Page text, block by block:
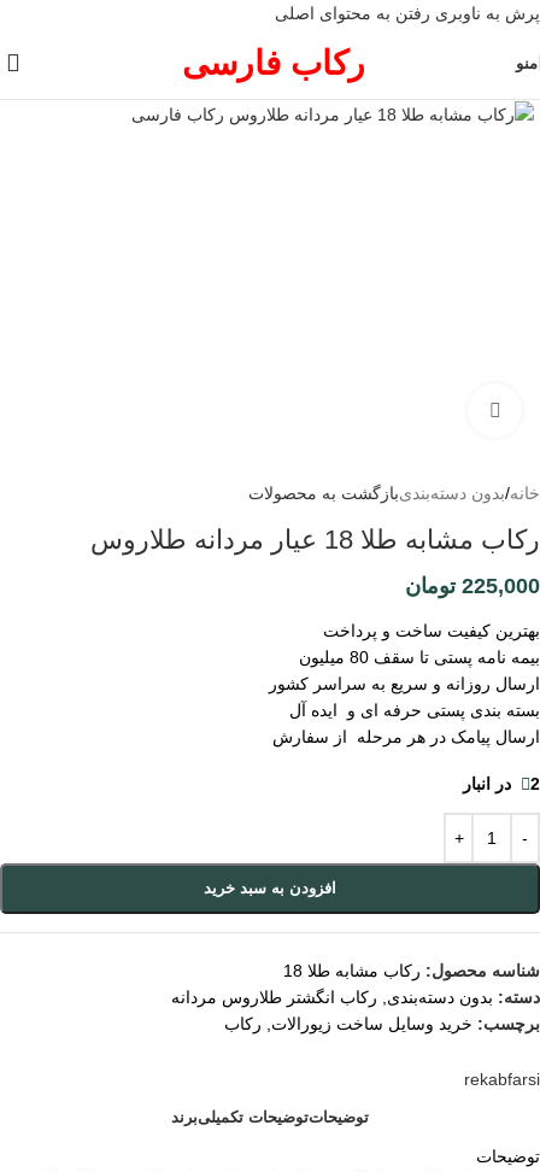
پرش به ناوبری رفتن به محتوای اصلی
منو رکاب فارسی
خانه/بدون دسته‌بندیبازگشت به محصولات
رکاب مشابه طلا 18 عیار مردانه طلاروس
225,000 تومان
بهترین کیفیت ساخت و پرداخت
بیمه نامه پستی تا سقف 80 میلیون
ارسال روزانه و سریع به سراسر کشور
بسته بندی پستی حرفه ای و ایده آل
ارسال پیامک در هر مرحله از سفارش
2 در انبار
افزودن به سبد خرید
شناسه محصول: رکاب مشابه طلا 18
دسته: بدون دسته‌بندی
رکاب انگشتر طلاروس مردانه
برچسب: خرید وسایل ساخت زیورالات رکاب
rekabfarsi
توضیحاتتوضیحات تکمیلیبرند
توضیحات